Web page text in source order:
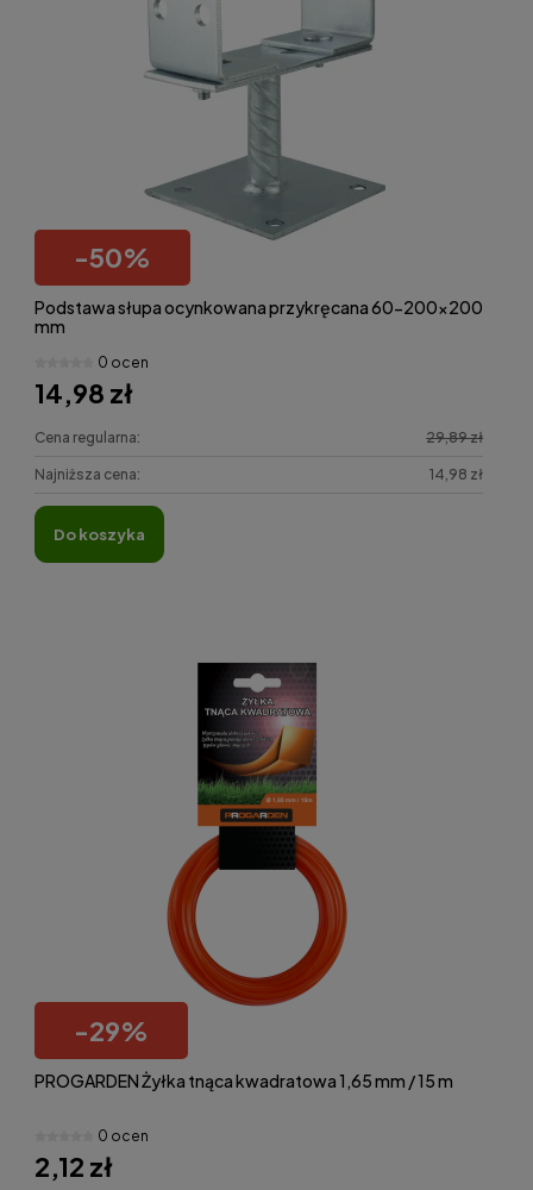
-50%
Podstawa słupa ocynkowana przykręcana 60-200x200
mm
0 ocen
14,98 zł
Cena regularna: 29,89 zł
Najniższa cena: 14,98 zł
do koszyka
-29%
PROGARDEN Żyłka tnąca kwadratowa 1,65 mm / 15 m
0 ocen
2,12 zł